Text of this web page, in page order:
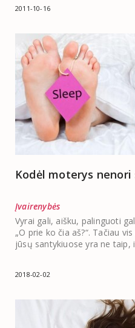
2011-10-16
Kodėl moterys nenori
Įvairenybės
Vyrai gali, aišku, palinguoti
„O prie ko čia aš?“. Tačiau
jūsų santykiuose yra ne taip,
2018-02-02